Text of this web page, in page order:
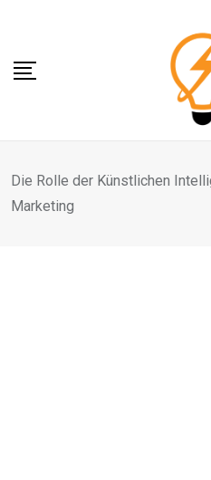
content
Die Rolle der Künstlichen
Marketing